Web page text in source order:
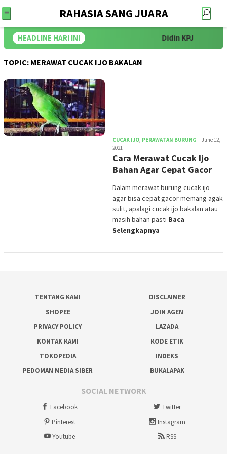
RAHASIA SANG JUARA
HEADLINE HARI INI Didin KPJ
TOPIC: MERAWAT CUCAK IJO BAKALAN
CUCAK IJO, PERAWATAN BURUNG iwan
June 12,
2021
Cara Merawat Cucak Ijo
Bahan Agar Cepat Gacor
Dalam merawat burung cucak ijo
agar bisa cepat gacor memang agak
sulit, apalagi cucak ijo bakalan atau
masih bahan pasti Baca
Selengkapnya
TENTANG KAMI
DISCLAIMER
SHOPEE
JOIN AGEN
PRIVACY POLICY
LAZADA
KONTAK KAMI
KODE ETIK
TOKOPEDIA
INDEKS
PEDOMAN MEDIA SIBER
BUKALAPAK
SOCIAL NETWORK
Facebook
Twitter
Pinterest
Instagram
Youtube
RSS